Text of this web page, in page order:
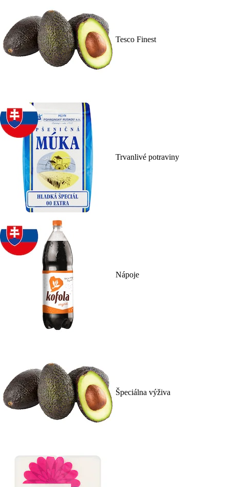
Tesco Finest
Trvanlivé potraviny
Nápoje
Špeciálna výživa